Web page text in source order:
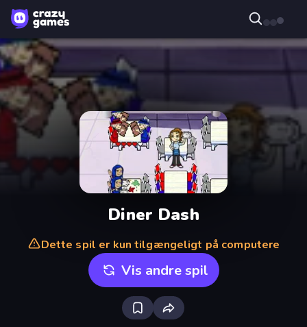
Diner Dash
Dette spil er kun tilgængeligt på computere
Vis andre spil